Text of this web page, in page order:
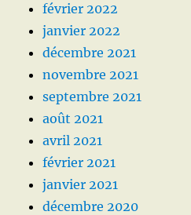
février 2022
janvier 2022
décembre 2021
novembre 2021
septembre 2021
août 2021
avril 2021
février 2021
janvier 2021
décembre 2020